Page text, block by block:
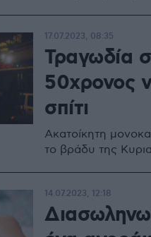
Τραγωδία
50χρονος
σπίτι
Ακατοίκητη
το βράδυ της
17.07.2023, 08:35
14.07.2023, 12:18